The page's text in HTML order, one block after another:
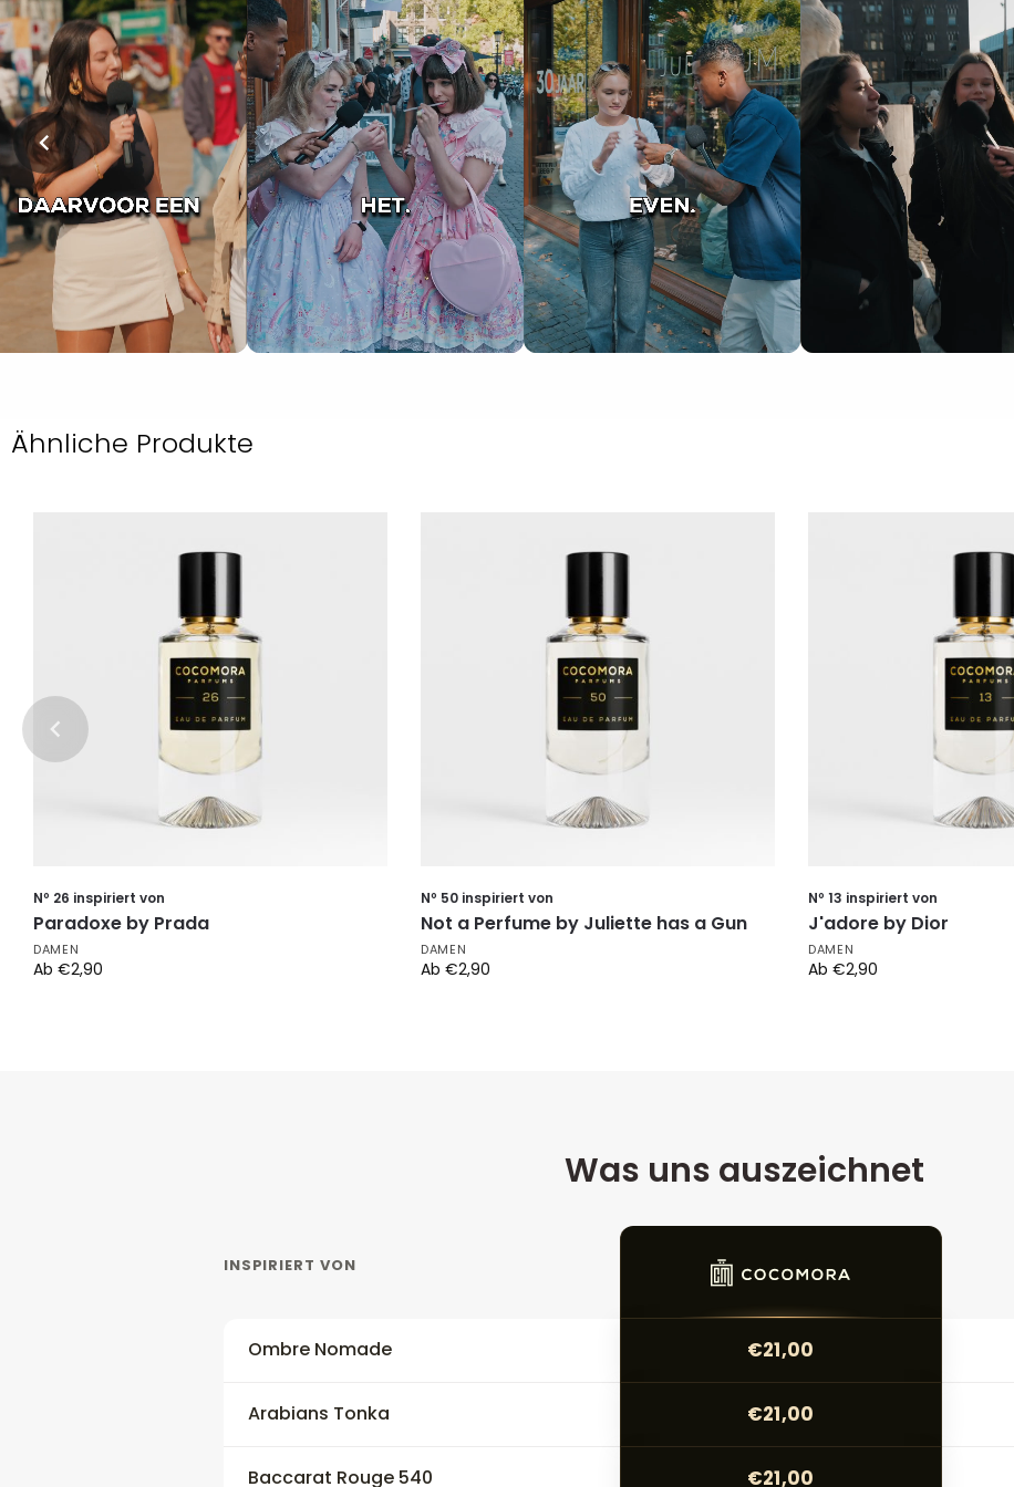
Ähnliche Produkte
Nº 26 inspiriert von
Paradoxe by Prada
DAMEN
Ab €2,90
Nº 50 inspiriert von
Not a Perfume by Juliette has a Gun
DAMEN
Ab €2,90
Nº 13 inspiriert von
J'adore by Dior
DAMEN
Ab €2,90
Was uns auszeichnet
INSPIRIERT VON
Ombre Nomade €21,00
Arabians Tonka €21,00
Baccarat Rouge 540 €21,00